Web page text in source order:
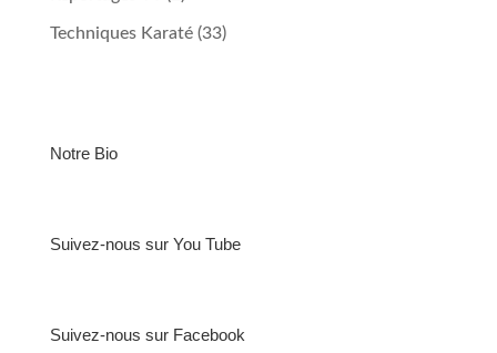
Techniques Karaté(33)
Notre Bio
Suivez-nous sur You Tube
Suivez-nous sur Facebook